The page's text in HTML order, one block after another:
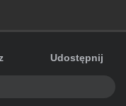
Udostępnij